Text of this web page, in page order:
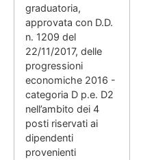
graduatoria,
approvata con D.D.
n. 1209 del
22/11/2017, delle
progressioni
economiche 2016 -
categoria D p.e. D2
nell’ambito dei 4
posti riservati ai
dipendenti
provenienti